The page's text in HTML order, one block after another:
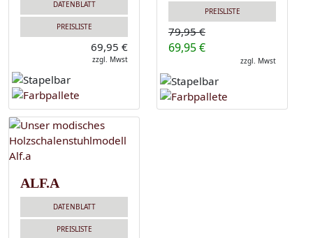
DATENBLATT
PREISLISTE
69,95 €
zzgl. Mwst
PREISLISTE
79,95 €
69,95 €
zzgl. Mwst
ALF.A
DATENBLATT
PREISLISTE